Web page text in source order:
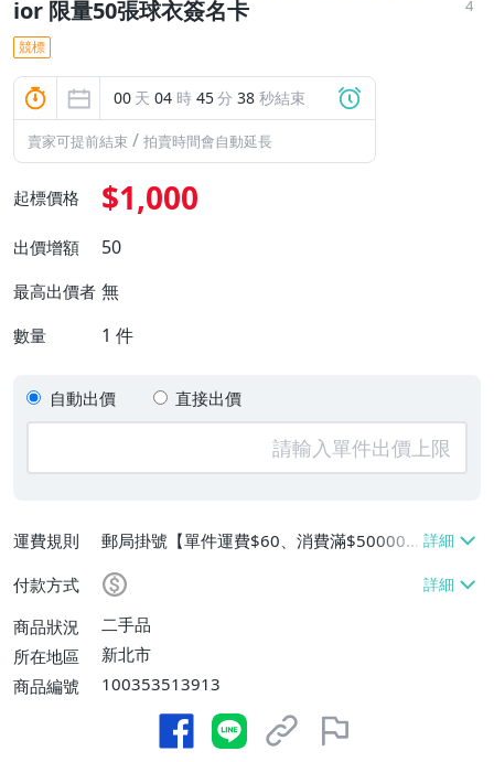
ior 限量50張球衣簽名卡
4
競標
00 天 04 時 45分 37 秒結束
賣家可提前結束 / 拍賣時間會自動延長
起標價格 $1,000
出價增額 50
最高出價者 無
數量 1 件
自動出價 直接出價
運費規則
郵局掛號【單件運費$60、消費滿$50000
付款方式
商品狀況
二手品
所在地區
新北市
商品編號
100353513913